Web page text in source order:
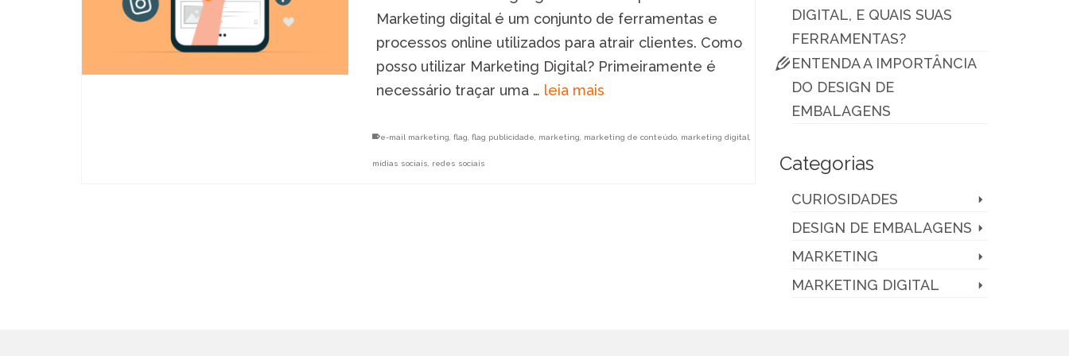
Marketing digital é um conjunto de ferramentas e
processos online utilizados para atrair clientes. Como
posso utilizar Marketing Digital? Primeiramente é
necessário traçar uma … leia mais
e-mail marketing, flag, flag publicidade, marketing, marketing de conteúdo, marketing digital,
mídias sociais, redes sociais
DIGITAL, E QUAIS SUAS
FERRAMENTAS?
ENTENDA A IMPORTÂNCIA
DO DESIGN DE
EMBALAGENS
Categorias
CURIOSIDADES
DESIGN DE EMBALAGENS
MARKETING
MARKETING DIGITAL